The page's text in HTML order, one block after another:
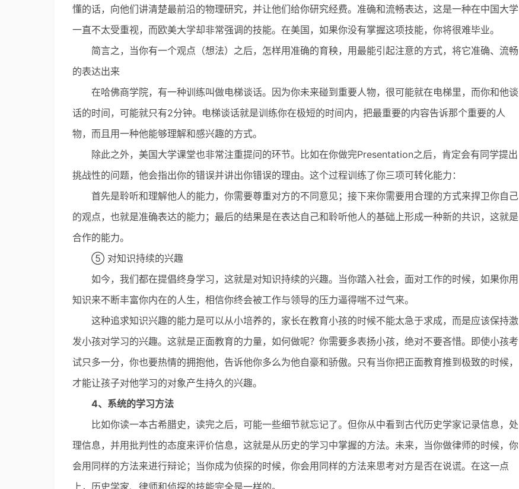
懂的话，向他们讲清楚最前沿的物理研究，并让他们给你研究经费。准确和流畅表达，这是一种在中国大学
一直不太受重视，而欧美大学却非常强调的技能。在美国，如果你没有掌握这项技能，你将很难毕业。
简言之，当你有一个观点（想法）之后，怎样用准确的育秧，用最能引起注意的方式，将它准确、流畅
的表达出来
在哈佛商学院，有一种训练叫做电梯谈话。因为你未来碰到重要人物，很可能就在电梯里，而你和他谈
话的时间，可能就只有2分钟。电梯谈话就是训练你在极短的时间内，把最重要的内容告诉那个重要的人
物，而且用一种他能够理解和感兴趣的方式。
除此之外，美国大学课堂也非常注重提问的环节。比如在你做完Presentation之后，肯定会有同学提出
挑战性的问题，他会指出你的错误并讲出你错误的理由。这个过程训练了你三项可转化能力：
首先是聆听和理解他人的能力，你需要尊重对方的不同意见；接下来你需要用合理的方式来捍卫你自己
的观点，也就是准确表达的能力；最后的结果是在表达自己和聆听他人的基础上形成一种新的共识，这就是
合作的能力。
⑤ 对知识持续的兴趣
如今，我们都在提倡终身学习，这就是对知识持续的兴趣。当你踏入社会，面对工作的时候，如果你用
知识来不断丰富你内在的人生，相信你终会被工作与领导的压力逼得喘不过气来。
这种追求知识兴趣的能力是可以从小培养的，家长在教育小孩的时候不能太急于求成，而是应该保持激
发小孩对学习的兴趣。这就是正面教育的力量，如何做呢？你需要多表扬小孩，绝对不要吝惜。即使小孩考
试只多一分，你也要热情的拥抱他，告诉他你多么为他自豪和骄傲。只有当你把正面教育推到极致的时候，
才能让孩子对他学习的对象产生持久的兴趣。
4、系统的学习方法
比如你读一本古希腊史，读完之后，可能一些细节就忘记了。但你从中看到古代历史学家记录信息，处
理信息，并用批判性的态度来评价信息，这就是从历史的学习中掌握的方法。未来，当你做律师的时候，你
会用同样的方法来进行辩论；当你成为侦探的时候，你会用同样的方法来思考对方是否在说谎。在这一点